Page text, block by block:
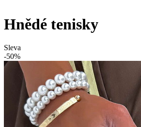
Hnědé tenisky
Sleva
-50%